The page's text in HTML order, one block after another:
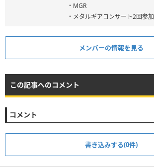
・MGR
・メタルギアコンサート2回参加
メンバーの情報を見る
この記事へのコメント
コメント
書き込みする(0件)